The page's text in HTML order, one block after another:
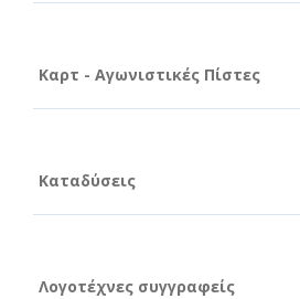
Καρτ - Αγωνιστικές Πίστες
Καταδύσεις
Λογοτέχνες συγγραφείς